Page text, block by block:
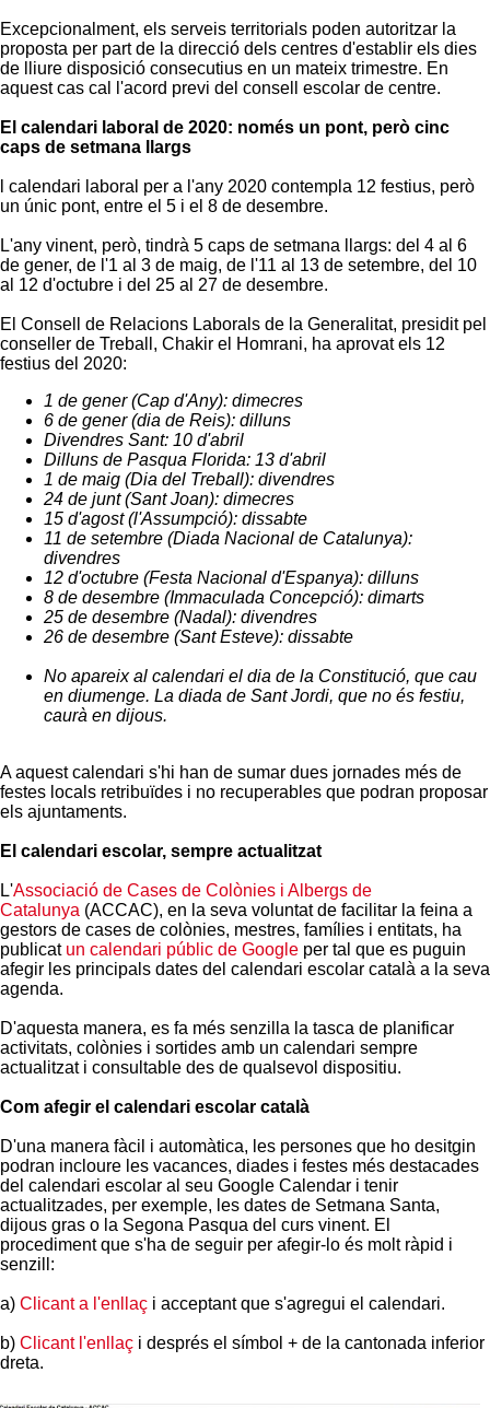
Excepcionalment, els serveis territorials poden autoritzar la
proposta per part de la direcció dels centres d'establir els dies
de lliure disposició consecutius en un mateix trimestre. En
aquest cas cal l'acord previ del consell escolar de centre.
El calendari laboral de 2020: només un pont, però cinc
caps de setmana llargs
l calendari laboral per a l'any 2020 contempla 12 festius, però
un únic pont, entre el 5 i el 8 de desembre.
L'any vinent, però, tindrà 5 caps de setmana llargs: del 4 al 6
de gener, de l'1 al 3 de maig, de l'11 al 13 de setembre, del 10
al 12 d'octubre i del 25 al 27 de desembre.
El Consell de Relacions Laborals de la Generalitat, presidit pel
conseller de Treball, Chakir el Homrani, ha aprovat els 12
festius del 2020:
1 de gener (Cap d'Any): dimecres
6 de gener (dia de Reis): dilluns
Divendres Sant: 10 d'abril
Dilluns de Pasqua Florida: 13 d'abril
1 de maig (Dia del Treball): divendres
24 de junt (Sant Joan): dimecres
15 d'agost (l'Assumpció): dissabte
11 de setembre (Diada Nacional de Catalunya):
divendres
12 d'octubre (Festa Nacional d'Espanya): dilluns
8 de desembre (Immaculada Concepció): dimarts
25 de desembre (Nadal): divendres
26 de desembre (Sant Esteve): dissabte
No apareix al calendari el dia de la Constitució, que cau
en diumenge. La diada de Sant Jordi, que no és festiu,
caurà en dijous.
A aquest calendari s'hi han de sumar dues jornades més de
festes locals retribuïdes i no recuperables que podran proposar
els ajuntaments.
El calendari escolar, sempre actualitzat
L'Associació de Cases de Colònies i Albergs de
Catalunya (ACCAC), en la seva voluntat de facilitar la feina a
gestors de cases de colònies, mestres, famílies i entitats, ha
publicat un calendari públic de Google per tal que es puguin
afegir les principals dates del calendari escolar català a la seva
agenda.
D'aquesta manera, es fa més senzilla la tasca de planificar
activitats, colònies i sortides amb un calendari sempre
actualitzat i consultable des de qualsevol dispositiu.
Com afegir el calendari escolar català
D'una manera fàcil i automàtica, les persones que ho desitgin
podran incloure les vacances, diades i festes més destacades
del calendari escolar al seu Google Calendar i tenir
actualitzades, per exemple, les dates de Setmana Santa,
dijous gras o la Segona Pasqua del curs vinent. El
procediment que s'ha de seguir per afegir-lo és molt ràpid i
senzill:
a) Clicant a l'enllaç i acceptant que s'agregui el calendari.
b) Clicant l'enllaç i després el símbol + de la cantonada inferior
dreta.